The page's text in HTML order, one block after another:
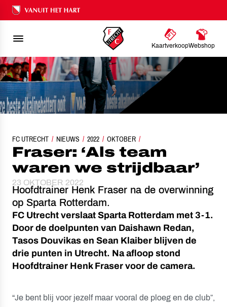
Ons nalatenschap
KaartverkoopWebshop
FC UTRECHT NIEUWS 2022 OKTOBER
FRASER: ‘ALS TEAM WAREN WE STRIJDBAAR’
Fraser: ‘Als team
waren we strijdbaar’
23 OKTOBER 2022
Hoofdtrainer Henk Fraser na de overwinning
op Sparta Rotterdam.
FC Utrecht verslaat Sparta Rotterdam met 3-1.
Door de doelpunten van Daishawn Redan,
Tasos Douvikas en Sean Klaiber blijven de
drie punten in Utrecht. Na afloop stond
Hoofdtrainer Henk Fraser voor de camera.
“Je bent blij voor jezelf maar vooral de ploeg en de club”,